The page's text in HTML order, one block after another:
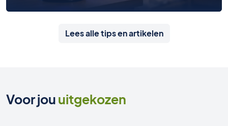
Lees alle tips en artikelen
Voor jouuitgekozen